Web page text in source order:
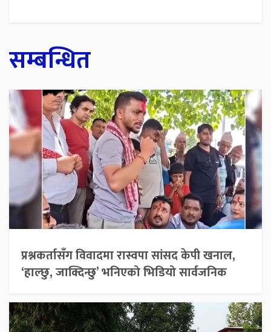
सम्बन्धित
प्रश्नकर्तासँग विवादमा रास्वपा सांसद केपी खनाल,
‘हाल्छु, जाक्दिन्छु’ भनिएको भिडियो सार्वजनिक